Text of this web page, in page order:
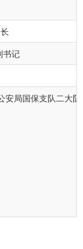
书记
安局国保支队二大